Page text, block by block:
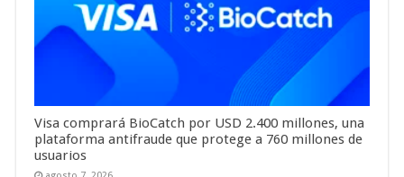
Visa comprará BioCatch por USD 2.400 millones, una
plataforma antifraude que protege a 760 millones de
usuarios